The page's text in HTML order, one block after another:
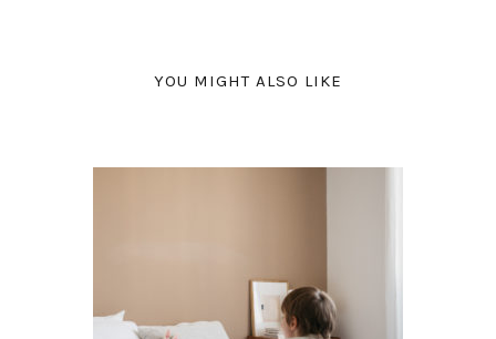
YOU MIGHT ALSO LIKE